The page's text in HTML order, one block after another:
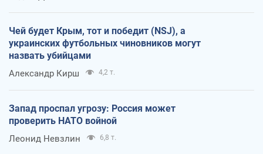
Чей будет Крым, тот и победит (NSJ), а
украинских футбольных чиновников могут
назвать убийцами
Александр Кирш 4,2 т.
Запад проспал угрозу: Россия может
проверить НАТО войной
Леонид Невзлин 6,8 т.